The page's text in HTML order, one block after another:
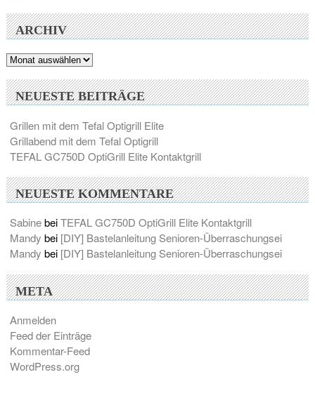
ARCHIV
Archiv
NEUESTE BEITRÄGE
Grillen mit dem Tefal Optigrill Elite
Grillabend mit dem Tefal Optigrill
TEFAL GC750D OptiGrill Elite Kontaktgrill
NEUESTE KOMMENTARE
SabinebeiTEFAL GC750D OptiGrill Elite Kontaktgrill
Mandy bei [DIY] Bastelanleitung Senioren-Überraschungsei
Mandy bei [DIY] Bastelanleitung Senioren-Überraschungsei
META
Anmelden
Feed der Einträge
Kommentar-Feed
WordPress.org